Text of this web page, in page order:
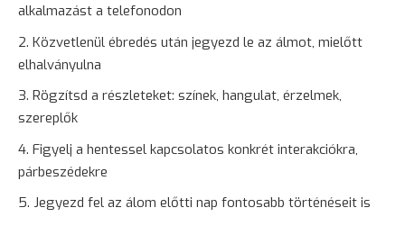
alkalmazást a telefonodon
Közvetlenül ébredés után jegyezd le az álmot, mielőtt
elhalványulna
Rögzítsd a részleteket: színek, hangulat, érzelmek,
szereplők
Figyelj a hentessel kapcsolatos konkrét interakciókra,
párbeszédekre
Jegyezd fel az álom előtti nap fontosabb történéseit is